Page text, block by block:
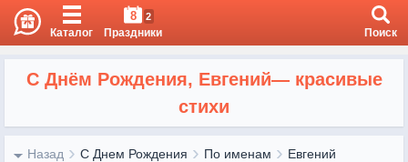
Каталог
8 2
Праздники Поиск
С Днём Рождения, Евгений— красивые
стихи
Назад С Днем Рождения По именам Евгений